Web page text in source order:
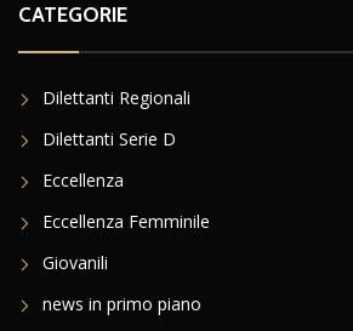
CATEGORIE
Dilettanti Regionali
Dilettanti Serie D
Eccellenza
Eccellenza Femminile
Giovanili
news in primo piano